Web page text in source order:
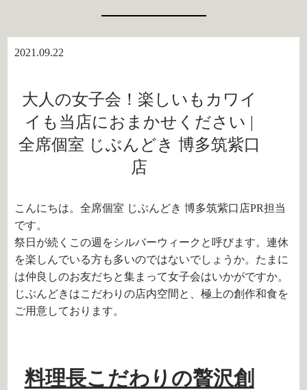
2021.09.22
大人の女子会！楽しいもカワイ
イも当店におまかせください |
全席個室 じぶんどき 博多筑紫口
店
こんにちは。全席個室 じぶんどき 博多筑紫口店PR担当
です。
祭日が続くこの週をシルバーウィークと呼びます。連休
を楽しんでいる方も多いのではないでしょうか。たまに
は仲良しのお友だちと集まって女子会はいかがですか。
じぶんどきはこだわりの店内空間と、極上の創作和食を
ご用意しております。
料理長こだわりの贅沢創